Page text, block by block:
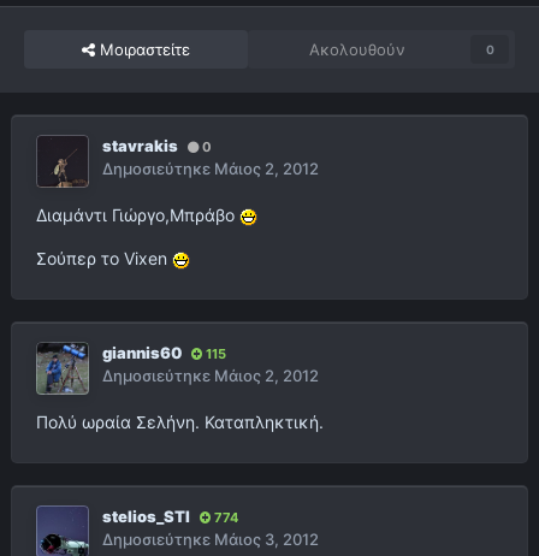
Μοιραστείτε Ακολουθούν 0
stavrakis 0
Δημοσιεύτηκε Μάιος 2, 2012
Διαμάντι Γιώργο,Mπράβο
Σούπερ το Vixen
giannis60 115
Δημοσιεύτηκε Μάιος 2, 2012
Πολύ ωραία Σελήνη. Καταπληκτική.
stelios_STI 774
Δημοσιεύτηκε Μάιος 3, 2012